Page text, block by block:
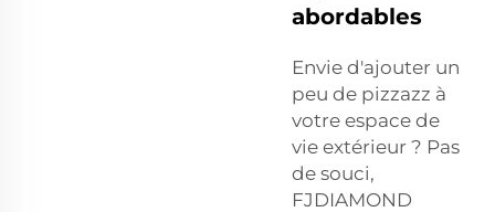
abordables
Envie d'ajouter un
peu de pizzazz à
votre espace de
vie extérieur ? Pas
de souci,
FJDIAMOND